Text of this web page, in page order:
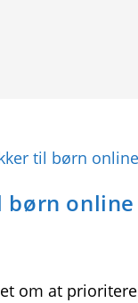
børn online
om at prioritere